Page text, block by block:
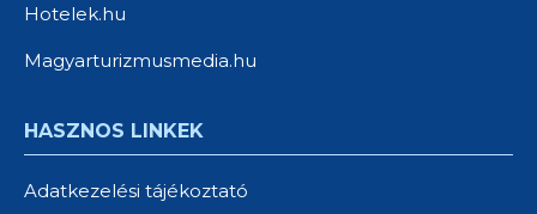
Hotelek.hu
Magyarturizmusmedia.hu
HASZNOS LINKEK
Adatkezelési tájékoztató